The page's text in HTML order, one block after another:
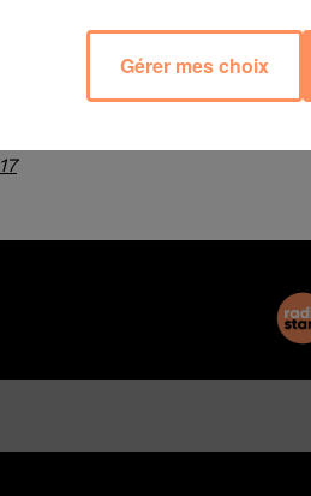
et bouées qui ont pris une
la Salis hier après-midi. Via
Gérer mes choix